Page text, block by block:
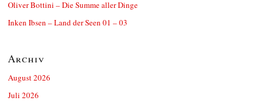
Oliver Bottini – Die Summe aller Dinge
Inken Ibsen – Land der Seen 01 – 03
Archiv
August 2026
Juli 2026